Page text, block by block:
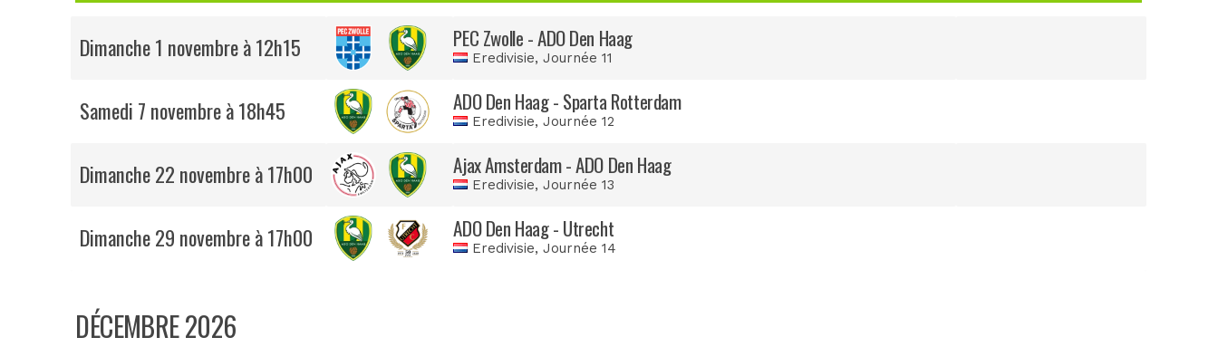
Dimanche 1 novembre à 12h15 PEC Zwolle - ADO Den Haag
Eredivisie, Journée 11
Samedi 7 novembre à 18h45 ADO Den Haag - Sparta Rotterdam
Eredivisie, Journée 12
Dimanche 22 novembre à 17h00 Ajax Amsterdam - ADO Den Haag
Eredivisie, Journée 13
Dimanche 29 novembre à 17h00 ADO Den Haag - Utrecht
Eredivisie, Journée 14
DÉCEMBRE 2026